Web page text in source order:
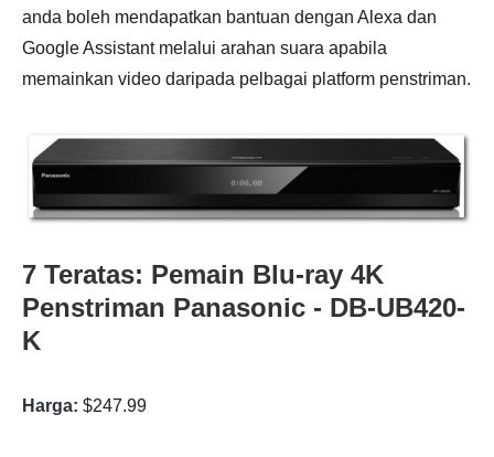
anda boleh mendapatkan bantuan dengan Alexa dan
Google Assistant melalui arahan suara apabila
memainkan video daripada pelbagai platform penstriman.
7 Teratas: Pemain Blu-ray 4K
Penstriman Panasonic - DB-UB420-
K
Harga: $247.99